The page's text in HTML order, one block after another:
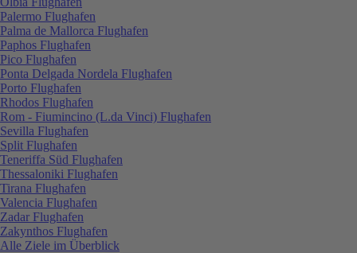
Palermo Flughafen
Palma de Mallorca Flughafen
Paphos Flughafen
Pico Flughafen
Ponta Delgada Nordela Flughafen
Porto Flughafen
Rhodos Flughafen
Rom - Fiumincino (L.da Vinci) Flughafen
Sevilla Flughafen
Split Flughafen
Teneriffa Süd Flughafen
Thessaloniki Flughafen
Tirana Flughafen
Valencia Flughafen
Zadar Flughafen
Zakynthos Flughafen
Alle Ziele im Überblick